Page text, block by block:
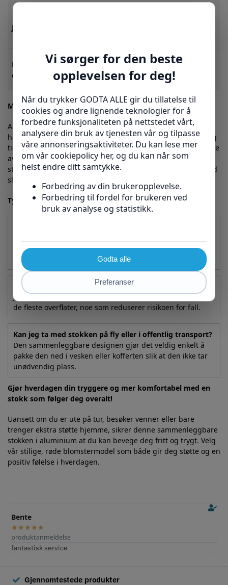
Justerbar høyde
Ergonomisk gripeflate
og sklisikker fot
Gir sikkert grep og trygghet
ved alle underlag – redusert
fallrisiko 🤲
Materialer og pleie:
Aluminiumrammen er robust men lett, og det ergonomiske
håndtaket er designet for å gi et komfortabelt grep over lang
tid. For å holde stokken i best mulig stand anbefaler vi å tørke
av håndtak og stang med en fuktig klut ved behov og unngå
sterke kjemikalier. Den sklisikre foten kan enkelt byttes ut ved
slitasje.
Typiske spørsmål sett fra en kunde:
håndtaket som lar deg justere høyden i flere trinn for
tilpasset støtte.
Er stokken trygg å bruke på glatte underlag?
Ja, den har en sklisikker gummifot som gir godt feste på
de fleste overflater, noe som reduserer risikoen for fall.
Kan jeg ta med stokken på fly eller i offentlig transport?
Den sammenleggbare designen gjør det veldig enkelt å
pakke den ned i vesken eller kofferten slik at den ikke tar
unødvendig plass.
Gjør hverdagen din tryggere og mer komfortabel med en
stokk som følger deg overalt!
Uansett om du er ute på tur, besøker venner eller bare
trenger ekstra støtte hjemme, sikrer denne sammenleggbare
stokken i aluminium at du kan bevege deg fritt og trygt. Velg
vår stilige, røde blomstermodel som både gir deg støtte og en
positiv følelse i hverdagen.
Bente
★ ★ ★ ★ ★
produktanmeldelse
fantastisk service
Gjennomtestede produkter